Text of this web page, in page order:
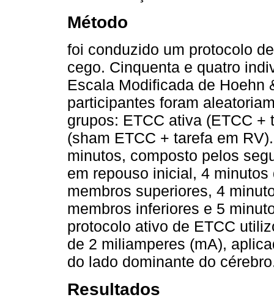
Método
foi conduzido um protocolo
cego. Cinquenta e quatro
Escala Modificada de Hoehn
participantes foram
grupos: ETCC ativa (ETCC
(sham ETCC + tarefa em
minutos, composto pelos
em repouso inicial, 4
membros superiores, 4
membros inferiores e 5
protocolo ativo de ETCC
de 2 miliamperes (mA),
do lado dominante do
Resultados